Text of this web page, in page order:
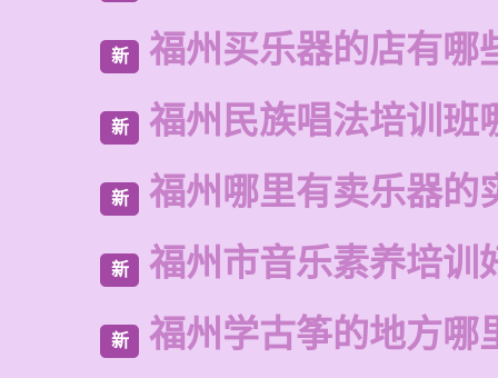
新 福州买乐器的店有哪
新 福州民族唱法培训班
新 福州哪里有卖乐器的
新 福州市音乐素养培训
新 福州学古筝的地方哪